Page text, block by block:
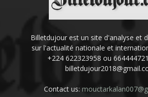
Billetdujour est un site d'analyse et
sur l'actualité nationale et
+224 622323958 ou
Contact us: